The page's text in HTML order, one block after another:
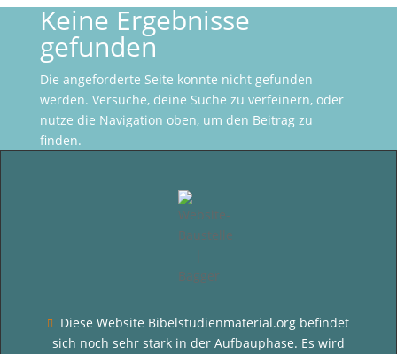
Keine Ergebnisse
gefunden
Die angeforderte Seite konnte nicht gefunden
werden. Versuche, deine Suche zu verfeinern, oder
nutze die Navigation oben, um den Beitrag zu
finden.

Diese Website Bibelstudienmaterial.org befindet
sich noch sehr stark in der Aufbauphase. Es wird